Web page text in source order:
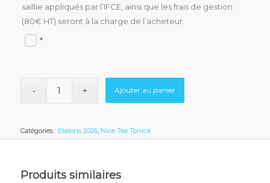
saillie appliqués par l’IFCE, ainsi que les frais de gestion
(80€ HT) seront à la charge de l’acheteur.
*
Ajouter au panier
Catégories : Etalons 2026, Nice Tea Tonick
Produits similaires